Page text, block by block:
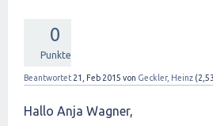
0
Punkte
Beantwortet 21, Feb 2015 von Geckler, Heinz (
Hallo Anja Wagner,